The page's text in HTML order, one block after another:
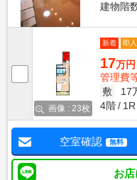
建物階
画像 : 23枚
新着 即
17万円
管理費
敷
17
4階
1R
空室確認 無料
お